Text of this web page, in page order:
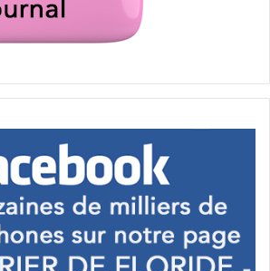
LIES BY THE
THIS IS AN ASSAULT
AND AN ASSAULT
PARTY!!!!
Trump